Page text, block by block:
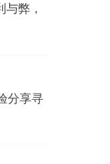
弊，
分享寻